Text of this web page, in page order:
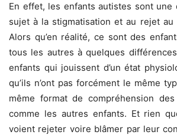
En effet, les enfants autistes sont une
sujet à la stigmatisation et au rejet
Alors qu’en réalité, ce sont des
tous les autres à quelques
enfants qui jouissent d’un état
qu’ils n’ont pas forcément le même
même format de compréhension
comme les autres enfants. Et rien
voient rejeter voire blâmer par leur